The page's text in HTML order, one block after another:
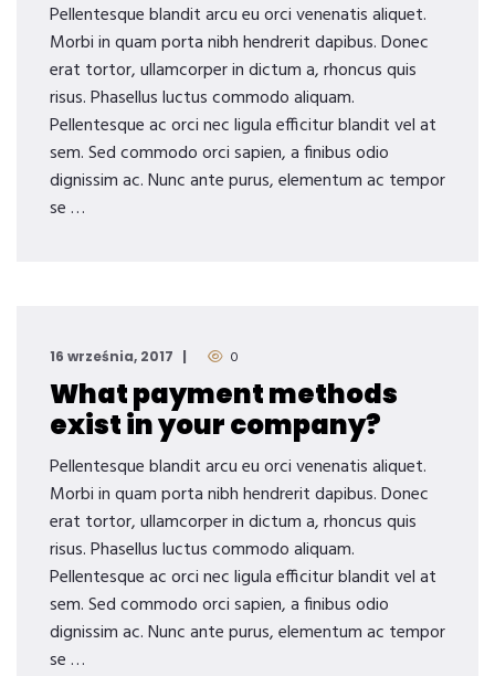
Pellentesque blandit arcu eu orci venenatis aliquet.
Morbi in quam porta nibh hendrerit dapibus. Donec
erat tortor, ullamcorper in dictum a, rhoncus quis
risus. Phasellus luctus commodo aliquam.
Pellentesque ac orci nec ligula efficitur blandit vel at
sem. Sed commodo orci sapien, a finibus odio
dignissim ac. Nunc ante purus, elementum ac tempor
se …
16 września, 2017 0
What payment methods
exist in your company?
Pellentesque blandit arcu eu orci venenatis aliquet.
Morbi in quam porta nibh hendrerit dapibus. Donec
erat tortor, ullamcorper in dictum a, rhoncus quis
risus. Phasellus luctus commodo aliquam.
Pellentesque ac orci nec ligula efficitur blandit vel at
sem. Sed commodo orci sapien, a finibus odio
dignissim ac. Nunc ante purus, elementum ac tempor
se …